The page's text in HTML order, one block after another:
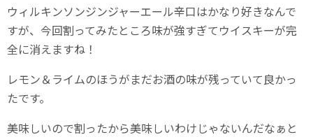
ウィルキンソンジンジャーエール辛口はかなり好きなんで
すが、今回割ってみたところ味が強すぎてウイスキーが完
全に消えますね！
レモン＆ライムのほうがまだお酒の味が残っていて良かっ
たです。
美味しいので割ったから美味しいわけじゃないんだなぁと